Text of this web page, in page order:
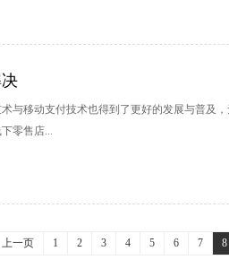
与移动支付技术也得到了更好的发展与普及
零售店...
上一页 1 2 3 4 5 6 7 8